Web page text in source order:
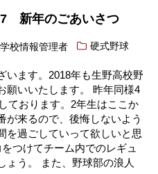
新年のごあいさつ
校情報管理者 硬式野球
います。2018年も生野高校野
願いいたします。 昨年同様4
ております。2年生はここか
が来るので、後悔しないよう
を過ごしていって欲しいと思
つけてチーム内でのレギュ
ょう。 また、野球部の浪人